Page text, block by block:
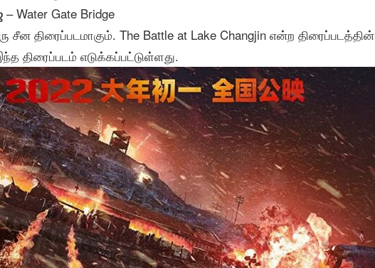
– Water Gate Bridge
சீன திரைப்படமாகும். The Battle at Lake Changjin என்ற திரைப்படத்தின்
திரைப்படம் எடுக்கப்பட்டுள்ளது.